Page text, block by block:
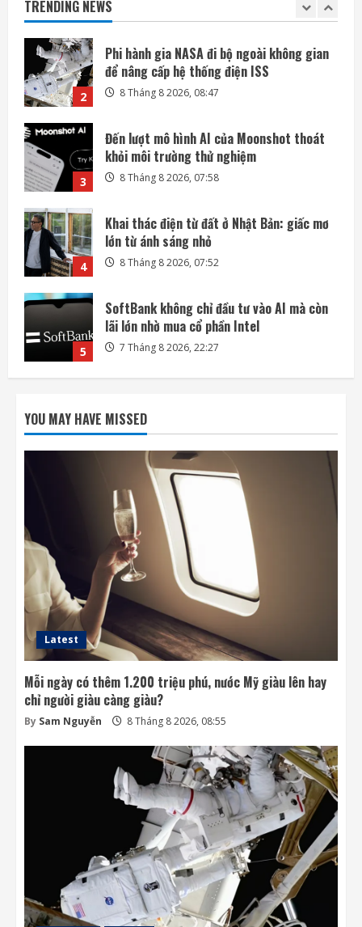
TRENDING NEWS
2
3
Đến lượt mô hình AI của Moonshot thoát
khỏi môi trường thử nghiệm
8 Tháng 8 2026, 07:58
4
Khai thác điện từ đất ở Nhật Bản: giấc mơ
lớn từ ánh sáng nhỏ
8 Tháng 8 2026, 07:52
5
SoftBank không chỉ đầu tư vào AI mà còn
lãi lớn nhờ mua cổ phần Intel
7 Tháng 8 2026, 22:27
1
Mỗi ngày có thêm 1.200 triệu phú, nước
Mỹ giàu lên hay chỉ người giàu càng giàu?
8 Tháng 8 2026, 08:55
2
để nâng cấp hệ thống điện ISS
8 Tháng 8 2026, 08:47
Đến lượt mô hình AI của Moonshot thoát
khỏi môi trường thử nghiệm
8 Tháng 8 2026, 07:58
4
Khai thác điện từ đất ở Nhật Bản: giấc mơ
lớn từ ánh sáng nhỏ
8 Tháng 8 2026, 07:52
YOU MAY HAVE MISSED
Latest
Mỗi ngày có thêm 1.200 triệu phú, nước Mỹ giàu lên hay
chỉ người giàu càng giàu?
By Sam Nguyễn 8 Tháng 8 2026, 08:55